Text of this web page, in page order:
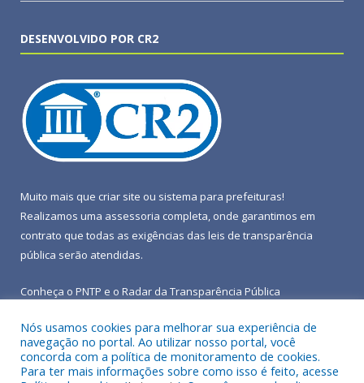
DESENVOLVIDO POR CR2
Muito mais que criar site ou sistema para prefeituras!
Realizamos uma assessoria completa, onde garantimos em
contrato que todas as exigências das leis de transparência
pública serão atendidas.
Conheça o PNTP e o Radar da Transparência Pública
Todos os direitos reservados a Prefeitura Municipal de Terra
Nós usamos cookies para melhorar sua experiência de
navegação no portal. Ao utilizar nosso portal, você
concorda com a política de monitoramento de cookies.
Para ter mais informações sobre como isso é feito, acesse